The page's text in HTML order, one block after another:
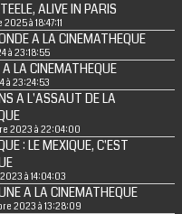
ALIVE IN PARIS
à 18:47:11
A LA CINEMATHEQUE
à 23:18:55
LA CINEMATHEQUE
à 23:24:53
A L'ASSAUT DE LA
2023 à 22:04:00
: LE MEXIQUE, C'EST
à 14:04:03
A LA CINEMATHEQUE
2023 à 13:28:09